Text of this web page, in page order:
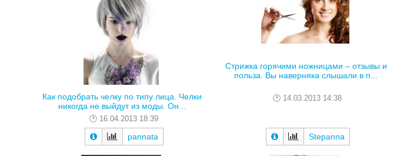
Как подобрать челку по типу лица. Челки
никогда не выйдут из моды. Он...
16.04.2013 18:39
pannata
Стрижка горячими ножницами – отзывы и
польза. Вы наверняка слышали в п...
14.03.2013 14:38
Stepanna